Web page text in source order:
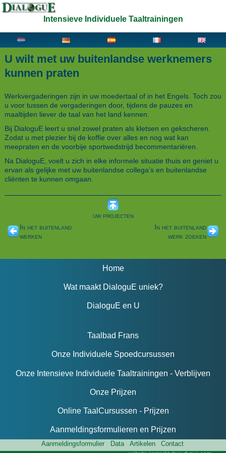
Intensieve Individuele Taaltrainingen
U wilt met uw buitenlandse werknemers
kunnen praten
Werkvergaderingen zijn in uw moedertaal of in het Engels. Toch zou
u voor tussen de vergaderingen door, tijdens de pauzes en
maaltijden liever de taal van het land kennen.
Bij DialoguE leert u snel zowel praten als kletsen en gekscheren.
Zodat u met plezier bij de koffie over alles en nog wat kan
meepraten en de voorbije sportwedstrijd becommentariëren.
Na DialoguE, voelt u zich in elke informele situatie thuis en geniet u
ervan als gelijke met uw buitenlandse collega’s en buitenlandse
cliënten te kunnen omgaan.
uw projecten
In het buitenland
werken
In het buitenland
werk zoeken
Home
Wat maakt DialoguE uniek?
DialoguE en U
Taalbad Frans
Onze Individuele Spoedcursussen
Onze Intensieve Individuele Taaltrainingen - Verblijven
Onze Prijzen
Online TaalCursussen - Prijzen
Aanmeldingsformulieren en Prijzen
Aanmeldingsformulier Data Artikelen Contact